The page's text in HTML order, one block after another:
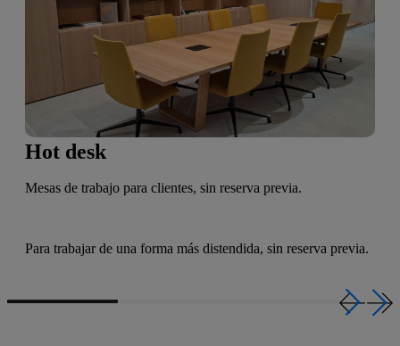
Hot desk
Mesas de trabajo para clientes, sin reserva previa.
Para trabajar de una forma más distendida, sin reserva previa.